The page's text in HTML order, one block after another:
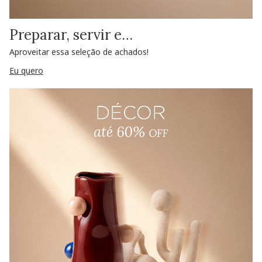
Preparar, servir e…
Aproveitar essa seleção de achados!
Eu quero